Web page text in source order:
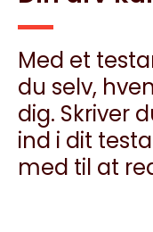
Med et
du selv,
dig. Skriver
ind i dit
med til at